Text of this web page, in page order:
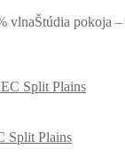
vlnaŠtúdia pokoja
Split Plains